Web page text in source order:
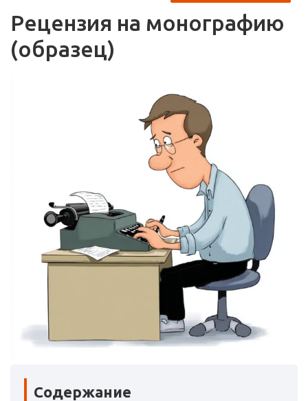
Рецензия на монографию
(образец)
Содержание